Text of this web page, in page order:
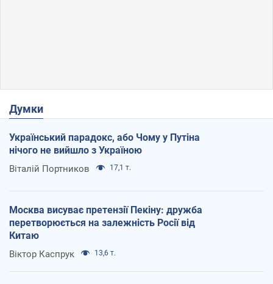
Думки
Український парадокс, або Чому у Путіна
нічого не вийшло з Україною
Віталій Портников 17,1 т.
Москва висуває претензії Пекіну: дружба
перетворюється на залежність Росії від
Китаю
Віктор Каспрук 13,6 т.